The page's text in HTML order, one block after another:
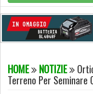
HOME NOTIZIE
Terreno Per Seminare